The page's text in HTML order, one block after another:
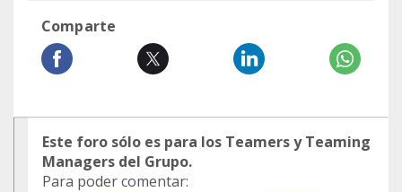
Comparte
Este foro sólo es para los Teamers y Teaming
Managers del Grupo.
Para poder comentar: